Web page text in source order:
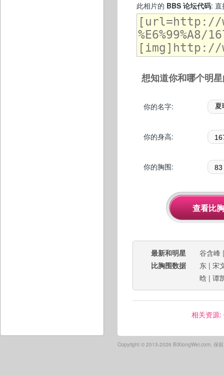
此相片的 BBS 论坛代码: 直
想知道你和哪个明
你的名字:
你的身高:
你的胸围:
最新和明星
比胸围数据
谷含峰
东 | 宋
晗 | 谭
相关资源:
Copyright © 2013-2026 BiXiongWei.com, 保